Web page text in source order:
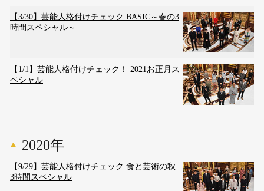
【3/30】芸能人格付けチェック BASIC～春の3
時間スペシャル～
【1/1】芸能人格付けチェック！ 2021お正月ス
ペシャル
2020年
【9/29】芸能人格付けチェック 食と芸術の秋
3時間スペシャル